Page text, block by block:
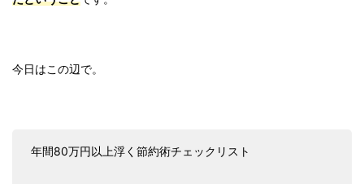
今日はこの辺で。
年間80万円以上浮く節約術チェックリスト